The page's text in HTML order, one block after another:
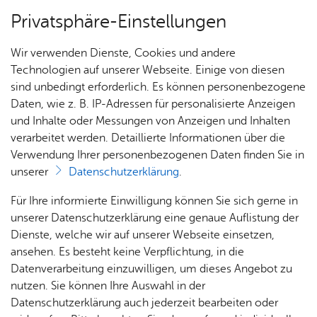
Über­sicht Bür­ger & Stadt
Rat­
haus &
Bür­
ger­
ser­vice
Rat­
häu­ser
Nach­
rich­
ten,
Vi­de­os
& Bil­
der
Me­di­
Jobs
Stel­
len­an­
ge­bo­te
Aus­bil­
dung &
Stu­di­
Bauen
& Um­
welt
Geo­
da­ten
Ge­
sund­
heit &
kum
Stadt­ge­schich­te
Vor­le­sen
Stadt­chro­nik
In der Friedrichshafener Stadtchronik werden die
vielfältigen historischen Geschehnisse in griffiger
Form zusammengeführt. Kennen Sie ein
bedeutendes historisches Ereignis, das nicht in
der Chronik aufgeführt ist? Dann nutzen Sie das
Formular für einen neuen Eintrag.
Privatsphäre-Einstellungen
Wir verwenden Dienste, Cookies und andere
Technologien auf unserer Webseite. Einige von diesen
sind unbedingt erforderlich. Es können personenbezogene
Daten, wie z. B. IP-Adressen für personalisierte Anzeigen
und Inhalte oder Messungen von Anzeigen und Inhalten
verarbeitet werden. Detaillierte Informationen über die
Verwendung Ihrer personenbezogenen Daten finden Sie in
unserer
Datenschutzerklärung.
Für Ihre informierte Einwilligung können Sie sich gerne in
unserer Datenschutzerklärung eine genaue Auflistung der
Dienste, welche wir auf unserer Webseite einsetzen,
ansehen. Es besteht keine Verpflichtung, in die
Datenverarbeitung einzuwilligen, um dieses Angebot zu
nutzen. Sie können Ihre Auswahl in der
Datenschutzerklärung auch jederzeit bearbeiten oder